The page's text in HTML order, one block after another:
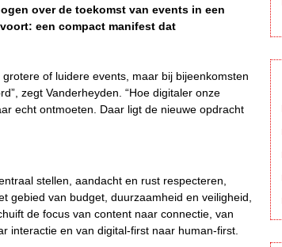
over de toekomst van events in een
een compact manifest dat
of luidere events, maar bij bijeenkomsten
zegt Vanderheyden. “Hoe digitaler onze
echt ontmoeten. Daar ligt de nieuwe opdracht
stellen, aandacht en rust respecteren,
gebied van budget, duurzaamheid en veiligheid,
de focus van content naar connectie, van
interactie en van digital-first naar human-first.